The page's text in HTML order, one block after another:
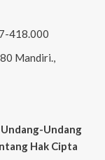
418.000
Mandiri.,
Undang-Undang
Hak Cipta